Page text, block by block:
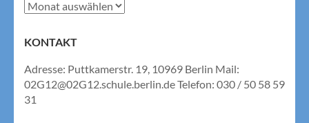
Archiv
KONTAKT
Adresse: Puttkamerstr. 19, 10969 Berlin Mail:
02G12@02G12.schule.berlin.de Telefon: 030 / 50 58 59
31